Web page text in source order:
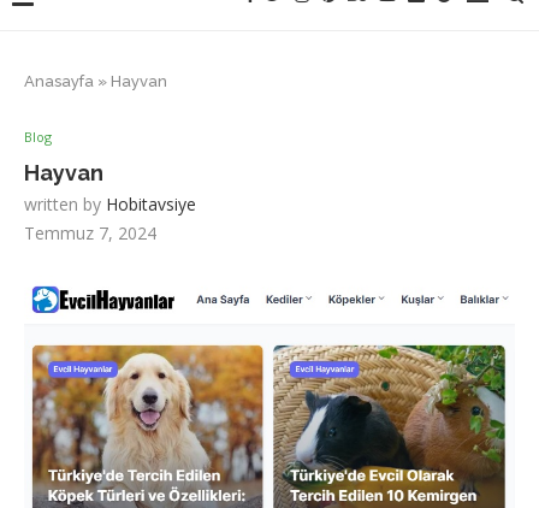
Anasayfa » Hayvan
Blog
Hayvan
written by Hobitavsiye
Temmuz 7, 2024